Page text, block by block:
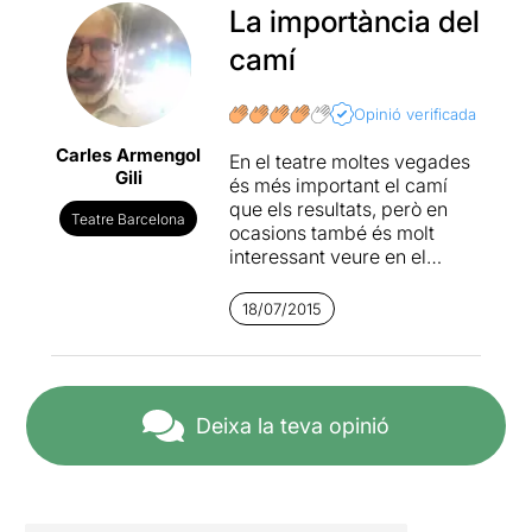
Carles Armengol
Gili
Teatre Barcelona
La importància del
camí
Opinió verificada
En el teatre moltes vegades
és més important el camí
que els resultats, però en
ocasions també és molt
interessant veure en el
que hi ha hagut darrere.
Veure a aquest grup de
veïns i veïnes delCasc
val la pena, però si a sobre
el que s'ajunten els contes,
18/07/2015
Deixa la teva opinió